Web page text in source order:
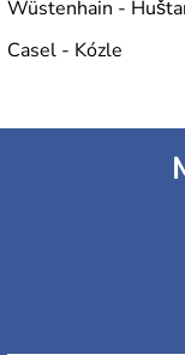
Wüstenhain -
Casel - Kózle